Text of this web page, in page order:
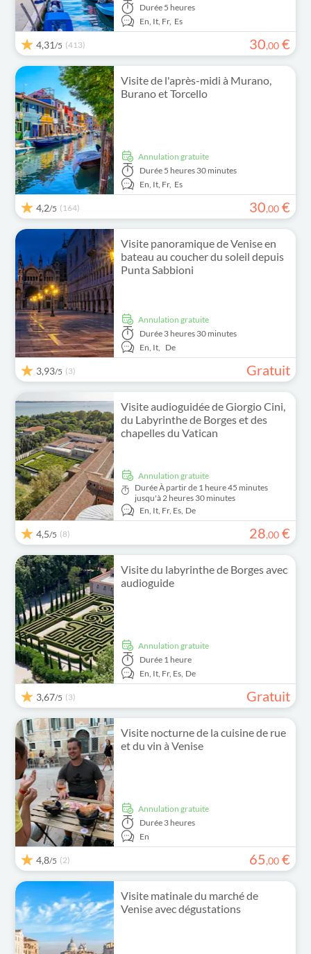
Durée 5 heures
En, It, Fr, Es
4,31/5 (413) 30,00 €
Visite de l'après-midi à Murano,
Burano et Torcello
Annulation gratuite
Durée 5 heures 30 minutes
En, It, Fr, Es
4,2/5 (164) 30,00 €
Visite panoramique de Venise en
bateau au coucher du soleil depuis
Punta Sabbioni
Annulation gratuite
Durée 3 heures 30 minutes
En, It, De
3,93/5 (3) Gratuit
Visite audioguidée de Giorgio Cini,
du Labyrinthe de Borges et des
chapelles du Vatican
Annulation gratuite
DuréeÀ partir de 1 heure 45 minutes
jusqu'à 2 heures 30 minutes
En, It, Fr, Es, De
4,5/5 (8) 28,00 €
Visite du labyrinthe de Borges avec
audioguide
Annulation gratuite
Durée 1 heure
En, It, Fr, Es, De
3,67/5 (3) Gratuit
Visite nocturne de la cuisine de rue
et du vin à Venise
Annulation gratuite
Durée 3 heures
En
4,8/5 (2) 65,00 €
Visite matinale du marché de
Venise avec dégustations